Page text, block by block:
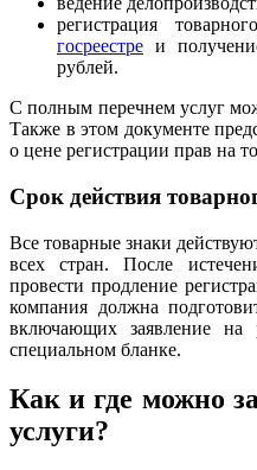
регистрация
госреестре и
рублей.
С полным перечнем услуг
Также в этом документе
о цене регистрации прав на
Срок действия
Все товарные знаки
всех стран. После
провести продление
компания должна
включающих заявление на
специальном бланке.
Как и где можно
услуги?